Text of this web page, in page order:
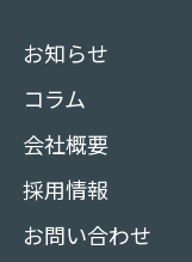
お知らせ
コラム
会社概要
採用情報
お問い合わせ